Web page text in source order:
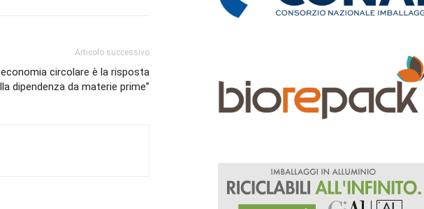
Articolo successivo
circolare è la risposta
dipendenza da materie prime”